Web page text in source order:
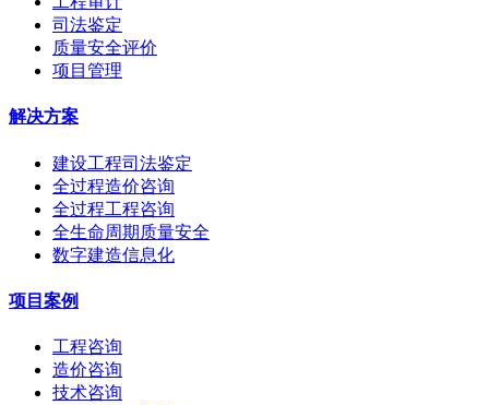
司法鉴定
质量安全评价
项目管理
解决方案
建设工程司法鉴定
全过程造价咨询
全过程工程咨询
全生命周期质量安全
数字建造信息化
项目案例
工程咨询
造价咨询
技术咨询